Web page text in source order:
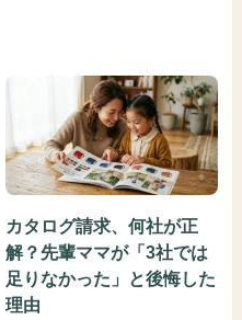
カタログ請求、何社が正
解？先輩ママが「3社では
足りなかった」と後悔した
理由